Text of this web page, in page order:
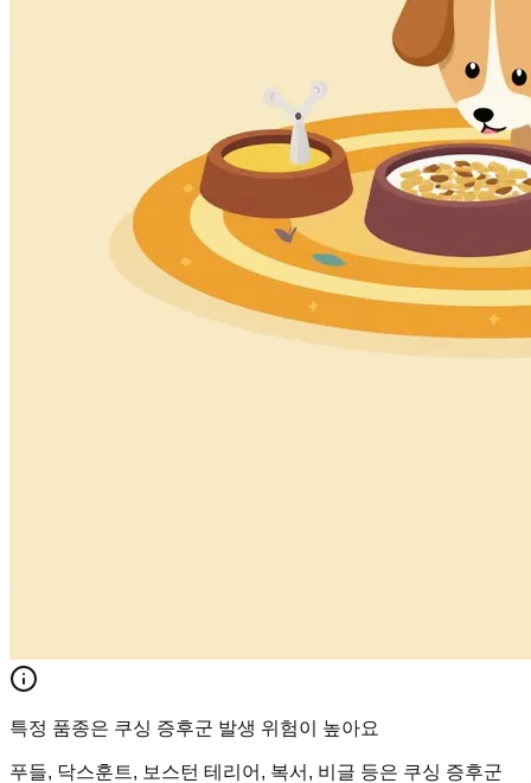
특정 품종은 쿠싱 증후군 발생 위험이 높아요
푸들, 닥스훈트, 보스턴 테리어, 복서, 비글 등은 쿠싱 증후군